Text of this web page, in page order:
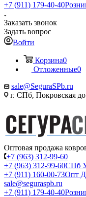
+7 (911) 179-40-40
Заказать звонок
Задать вопрос
Войти
Корзина0
Отложенные0
sale@SeguraSPb.ru
г. СПб, Покровская
Оптовая продажа
+7 (963) 312-99-60
+7 (963) 312-99-60СПб
+7 (911) 160-00-73Опт
sale@seguraspb.ru
+7 (911) 179-40-40